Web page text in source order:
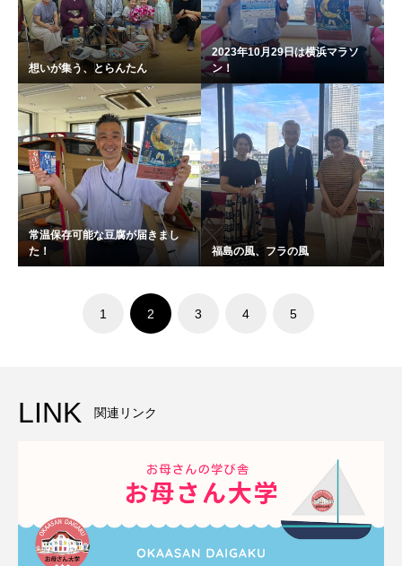
想いが集う、とらんたん
2023年10月29日は横浜マラソ
ン！
常温保存可能な豆腐が届きまし
た！
福島の風、フラの風
1 2 3 4 5
LINK 関連リンク